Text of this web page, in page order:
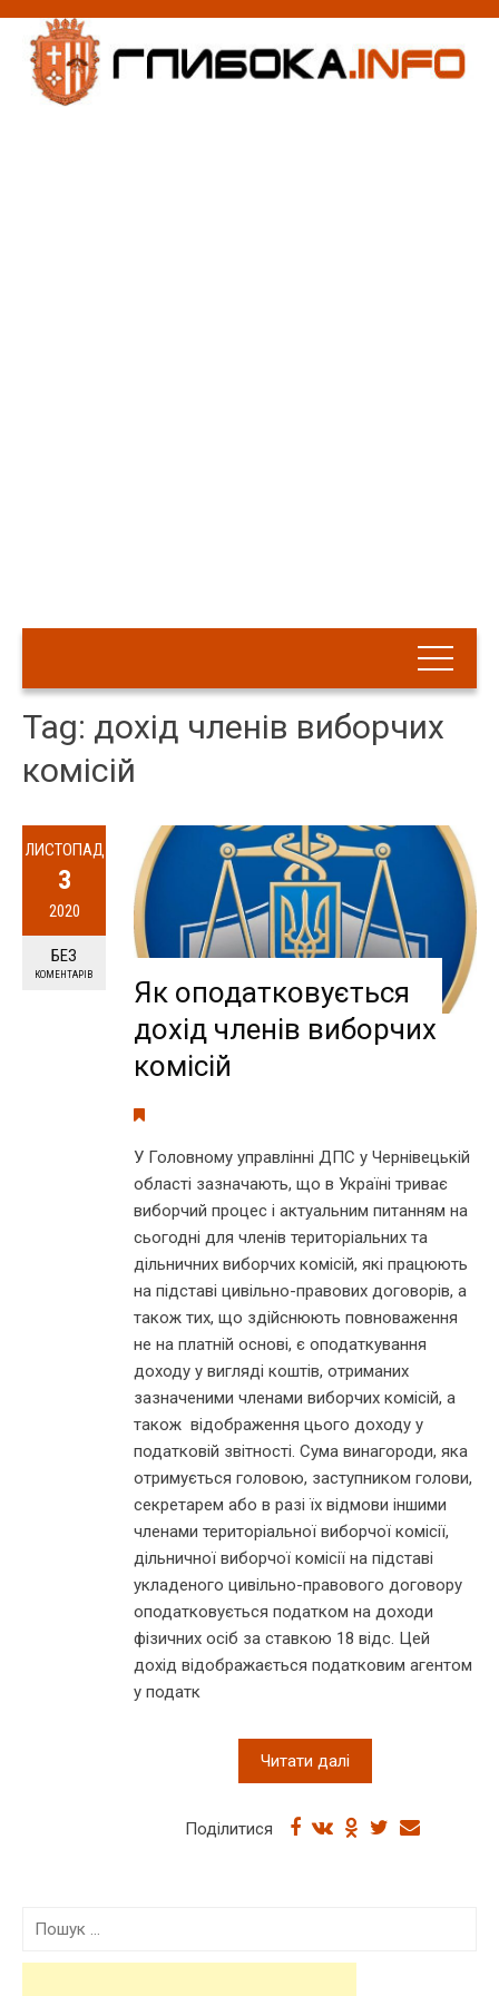
Tag: дохід членів виборчих
комісій
ЛИСТОПАД
3
2020
БЕЗ
КОМЕНТАРІВ
Як оподатковується
дохід членів виборчих
комісій
У Головному управлінні ДПС у Чернівецькій
області зазначають, що в Україні триває
виборчий процес і актуальним питанням на
сьогодні для членів територіальних та
дільничних виборчих комісій, які працюють
на підставі цивільно-правових договорів, а
також тих, що здійснюють повноваження
не на платній основі, є оподаткування
доходу у вигляді коштів, отриманих
зазначеними членами виборчих комісій, а
також відображення цього доходу у
податковій звітності. Сума винагороди, яка
отримується головою, заступником голови,
секретарем або в разі їх відмови іншими
членами територіальної виборчої комісії,
дільничної виборчої комісії на підставі
укладеного цивільно-правового договору
оподатковується податком на доходи
фізичних осіб за ставкою 18 відс. Цей
дохід відображається податковим агентом
у податк
Читати далі
Поділитися